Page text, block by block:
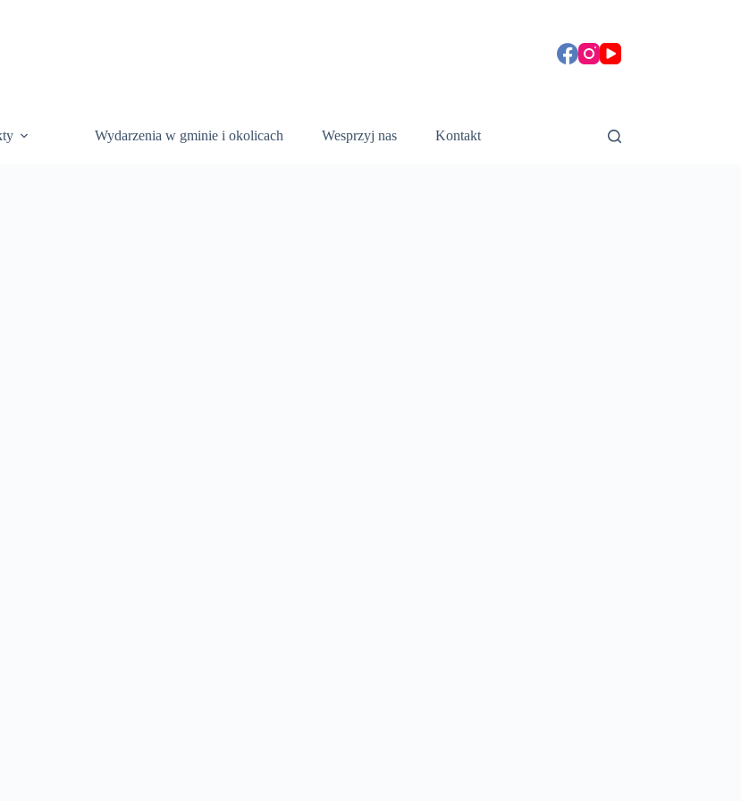
Wydarzenia w gminie i okolicach Wesprzyj nas Kontakt